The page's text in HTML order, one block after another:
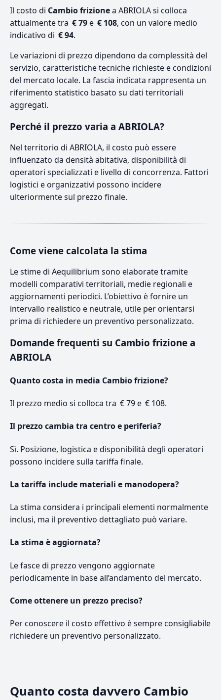
Il costo di Cambio frizionea ABRIOLA si colloca
attualmente tra € 79e € 108, con un valore medio
indicativo di € 94.
Le variazioni di prezzo dipendono da complessità del
servizio, caratteristiche tecniche richieste e condizioni
del mercato locale. La fascia indicata rappresenta un
riferimento statistico basato su dati territoriali
aggregati.
Perché il prezzo varia a ABRIOLA?
Nel territorio di ABRIOLA, il costo può essere
influenzato da densità abitativa, disponibilità di
operatori specializzati e livello di concorrenza. Fattori
logistici e organizzativi possono incidere
ulteriormente sul prezzo finale.
Come viene calcolata la stima
Le stime di Aequilibrium sono elaborate tramite
modelli comparativi territoriali, medie regionali e
aggiornamenti periodici. L’obiettivo è fornire un
intervallo realistico e neutrale, utile per orientarsi
prima di richiedere un preventivo personalizzato.
Domande frequenti su Cambio frizione a
ABRIOLA
Quanto costa in media Cambio frizione?
Il prezzo medio si colloca tra € 79 e € 108.
Il prezzo cambia tra centro e periferia?
Sì. Posizione, logistica e disponibilità degli operatori
possono incidere sulla tariffa finale.
La tariffa include materiali e manodopera?
La stima considera i principali elementi normalmente
inclusi, ma il preventivo dettagliato può variare.
La stima è aggiornata?
Le fasce di prezzo vengono aggiornate
periodicamente in base all’andamento del mercato.
Come ottenere un prezzo preciso?
Per conoscere il costo effettivo è sempre consigliabile
richiedere un preventivo personalizzato.
Quanto costa davvero Cambio